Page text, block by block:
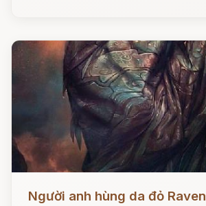
Người anh hùng da đỏ Raven